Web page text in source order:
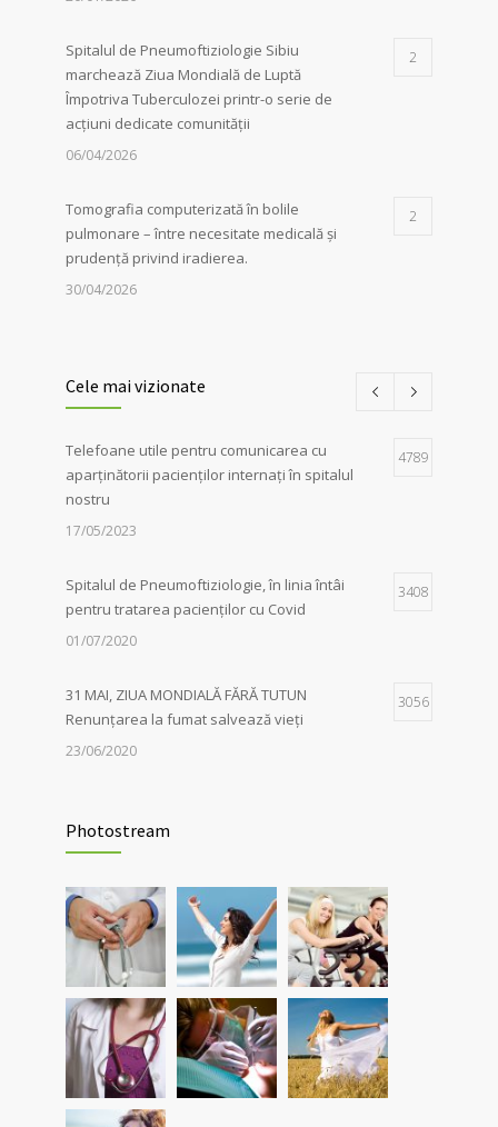
Spitalul de Pneumoftiziologie Sibiu
marchează Ziua Mondială de Luptă
Împotriva Tuberculozei printr-o serie de
acțiuni dedicate comunității
2
06/04/2026
Tomografia computerizată în bolile
pulmonare – între necesitate medicală și
prudență privind iradierea.
2
30/04/2026
Pneumoftiziologie Sibiu
Campania Antifumat:Conferința „Foamea
de sens. Fără dependențe !”, susținută de
părintele Constantin Necula și medicul
18/06/2024
Cele mai vizionate
Telefoane utile pentru comunicarea cu
aparținătorii pacienților internați în spitalul
nostru
4789
17/05/2023
Spitalul de Pneumoftiziologie, în linia întâi
pentru tratarea pacienților cu Covid
3408
01/07/2020
31 MAI, ZIUA MONDIALĂ FĂRĂ TUTUN
Renunțarea la fumat salvează vieți
3056
23/06/2020
doar în primele 5 zile de la pozitivare
Investigații respiratorii complexe pentru
pacienții post-Covid și cei cu alte boli
pulmonare
30/03/2021
Nou! Test pentru determinarea anticorpilor
IgG COVID 19 cantitativi
05/04/2021
Photostream